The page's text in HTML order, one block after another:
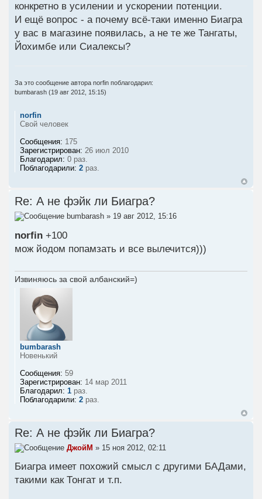
конкретно в усилении и ускорении потенции.
И ещё вопрос - а почему всё-таки именно Биагра
у вас в магазине появилась, а не те же Тангаты,
Йохимбе или Сиалексы?
За это сообщение автора norfin поблагодарил:
bumbarash (19 авг 2012, 15:15)
norfin
Свой человек
Сообщения: 175
Зарегистрирован: 26 июл 2010
Благодарил: 0 раз.
Поблагодарили: 2 раз.
Re: А не фэйк ли Биагра?
bumbarash » 19 авг 2012, 15:16
norfin +100
мож йодом попамзать и все вылечится)))
Извиняюсь за свой албанский=)
bumbarash
Новенький
Сообщения: 59
Зарегистрирован: 14 мар 2011
Благодарил: 1 раз.
Поблагодарили: 2 раз.
Re: А не фэйк ли Биагра?
ДжойМ » 15 ноя 2012, 02:11
Биагра имеет похожий смысл с другими БАДами,
такими как Тонгат и т.п.